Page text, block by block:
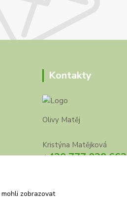
Kontakty
Olivy Matěj
Kristýna Matějková
+420 777 028 663
zobrazovat